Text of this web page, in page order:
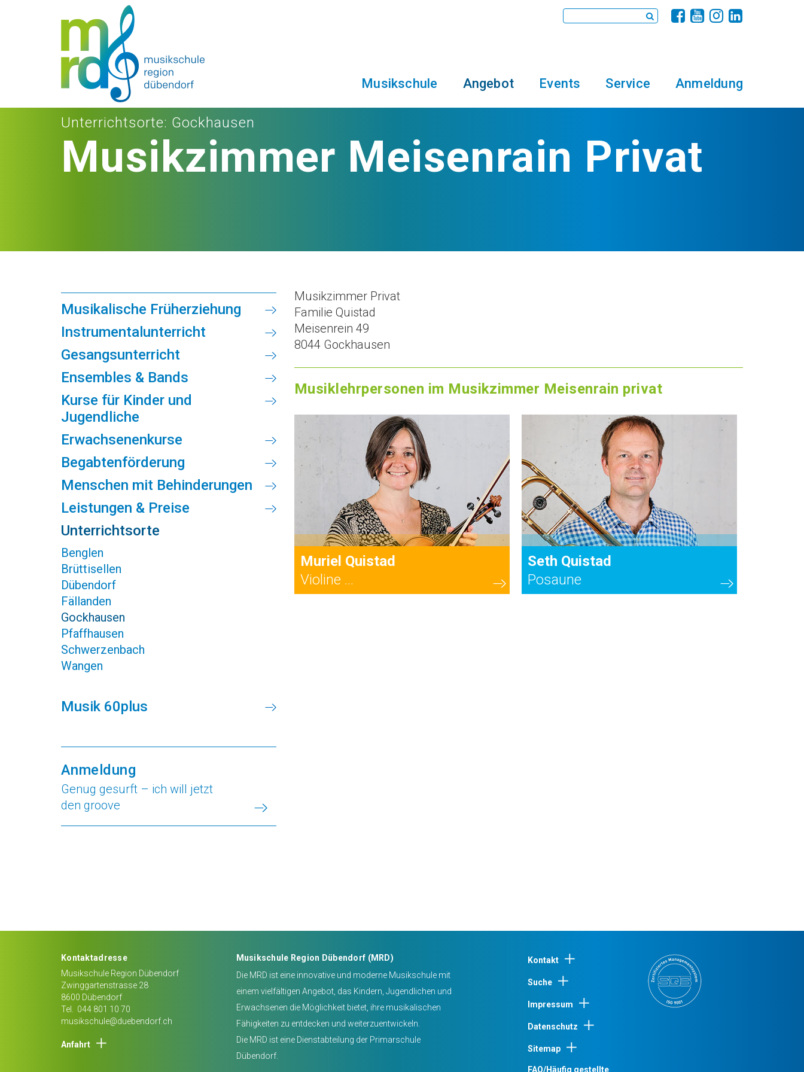
Musikschule Angebot Events Service Anmeldung
Unterrichtsorte: Gockhausen
Musikzimmer Meisenrain Privat
Musikalische Früherziehung
Instrumentalunterricht
Gesangsunterricht
Ensembles & Bands
Kurse für Kinder und
Jugendliche
Erwachsenenkurse
Begabtenförderung
Menschen mit Behinderungen
Leistungen & Preise
Unterrichtsorte
Benglen
Brüttisellen
Dübendorf
Fällanden
Gockhausen
Pfaffhausen
Schwerzenbach
Wangen
Musik 60plus
Anmeldung
Genug gesurft – ich will jetzt
den groove
Musikzimmer Privat
Familie Quistad
Meisenrein 49
8044 Gockhausen
Musiklehrpersonen im Musikzimmer Meisenrain privat
Muriel Quistad
Violine ...
Seth Quistad
Posaune
Kontaktadresse
Musikschule Region Dübendorf
Zwinggartenstrasse 28
8600 Dübendorf
Tel.
044 801 10 70
musikschule@duebendorf.ch
Anfahrt
Musikschule Region Dübendorf (MRD)
Die MRD ist eine innovative und moderne Musikschule mit
einem vielfältigen Angebot, das Kindern, Jugendlichen und
Erwachsenen die Möglichkeit bietet, ihre musikalischen
Fähigkeiten zu entdecken und weiterzuentwickeln.
Die MRD ist eine Dienstabteilung der Primarschule
Dübendorf.
Kontakt
Suche
Impressum
Datenschutz
Sitemap
FAQ/Häufig gestellte